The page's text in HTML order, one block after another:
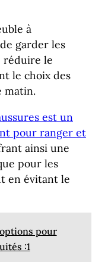
à
garder les
réduire le
le choix des
matin.
est un
pour ranger et
ainsi une
pour les
en évitant le
pour
:1